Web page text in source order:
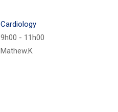
Cardiology
9h00 - 11h00
Mathew.K